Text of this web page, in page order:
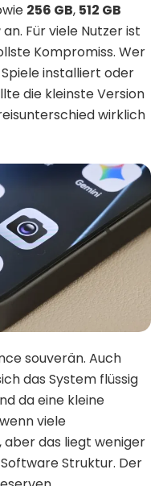
256 GB, 512 GB
an. Für viele Nutzer ist
Kompromiss. Wer
installiert oder
die kleinste Version
wirklich
souverän. Auch
das System flüssig
da eine kleine
viele
aber das liegt weniger
Struktur. Der